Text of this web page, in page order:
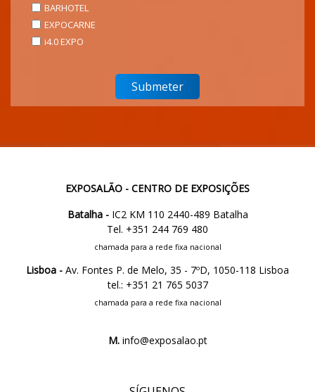
BARHOTEL
EXPOCARNE
i4.0 EXPO
EXPOSALÃO - CENTRO DE EXPOSIÇÕES
Batalha -IC2 KM 110 2440-489 Batalha
Tel. +351 244 769 480
chamada para a rede fixa nacional
Lisboa - Av. Fontes P. de Melo, 35 - 7ºD, 1050-118 Lisboa
tel.: +351 21 765 5037
chamada para a rede fixa nacional
M.info@exposalao.pt